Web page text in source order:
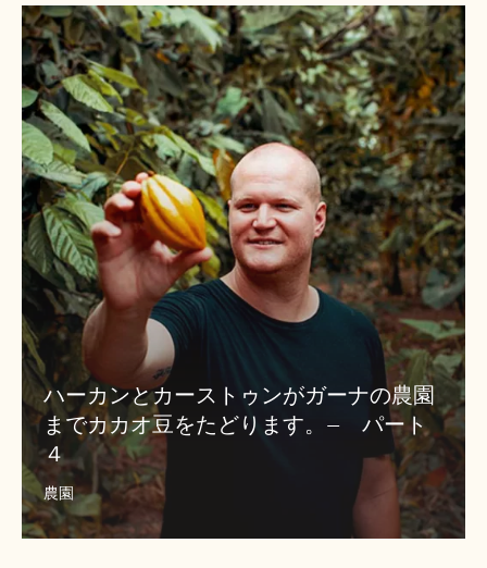
カ
オ
豆
を
た
ど
り
ま
す。–
パ
ー
ト
３
ハーカンとカーストゥンがガーナの農園
までカカオ豆をたどります。– パート
４
農園
ハ
ー
カ
ン
と
カ
ー
ス
ト
ゥ
ン
が
ガ
ー
ナ
の
園
ま
で
カ